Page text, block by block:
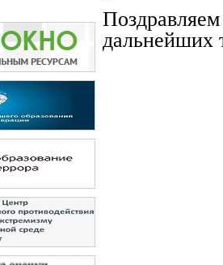
дальнейших